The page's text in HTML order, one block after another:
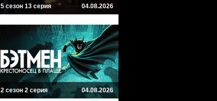
5 сезон 13 серия 04.08.2026
2 сезон 2 серия 04.08.2026